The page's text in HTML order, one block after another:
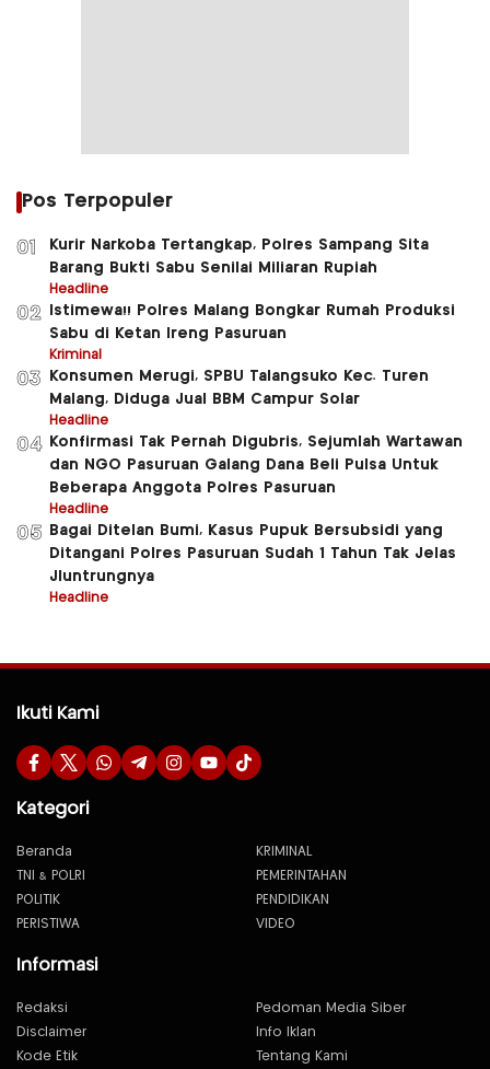
Pos Terpopuler
01
Kurir Narkoba Tertangkap, Polres Sampang Sita
Barang Bukti Sabu Senilai Miliaran Rupiah
Headline
02
Istimewa!! Polres Malang Bongkar Rumah Produksi
Sabu di Ketan Ireng Pasuruan
Kriminal
03
Konsumen Merugi, SPBU Talangsuko Kec. Turen
Malang, Diduga Jual BBM Campur Solar
Headline
04
Konfirmasi Tak Pernah Digubris, Sejumlah Wartawan
dan NGO Pasuruan Galang Dana Beli Pulsa Untuk
Beberapa Anggota Polres Pasuruan
Headline
05
Bagai Ditelan Bumi, Kasus Pupuk Bersubsidi yang
Ditangani Polres Pasuruan Sudah 1 Tahun Tak Jelas
Jluntrungnya
Headline
Ikuti Kami
Kategori
Beranda
KRIMINAL
TNI & POLRI
PEMERINTAHAN
POLITIK
PENDIDIKAN
PERISTIWA
VIDEO
Informasi
Redaksi
Pedoman Media Siber
Disclaimer
Info Iklan
Kode Etik
Tentang Kami